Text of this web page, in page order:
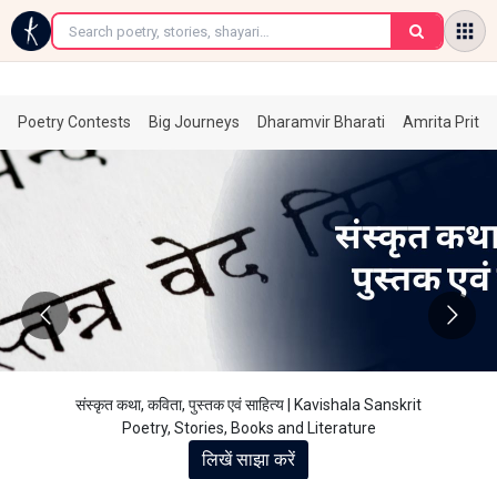
←
Poetry Contests Big Journeys Dharamvir Bharati Amrita
संस्कृत कथा, कविता, पुस्तक एवं साहित्य | Kavishala
Poetry, Stories, Books and Literature
लिखें साझा करें